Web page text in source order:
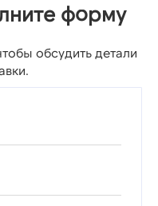
форму
обсудить детали